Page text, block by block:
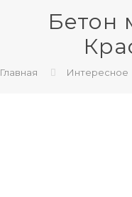
Бетон
Главная Интересное